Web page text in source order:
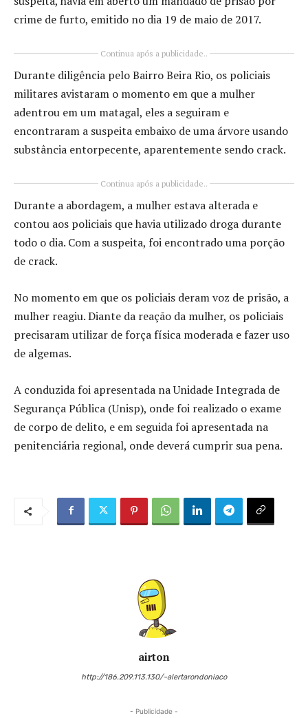
crime de furto, emitido no dia 19 de maio de 2017.
Continua após a publicidade..
Durante diligência pelo Bairro Beira Rio, os policiais
militares avistaram o momento em que a mulher
adentrou em um matagal, eles a seguiram e
encontraram a suspeita embaixo de uma árvore usando
substância entorpecente, aparentemente sendo crack.
Continua após a publicidade..
Durante a abordagem, a mulher estava alterada e
contou aos policiais que havia utilizado droga durante
todo o dia. Com a suspeita, foi encontrado uma porção
de crack.
No momento em que os policiais deram voz de prisão, a
mulher reagiu. Diante da reação da mulher, os policiais
precisaram utilizar de força física moderada e fazer uso
de algemas.
A conduzida foi apresentada na Unidade Integrada de
Segurança Pública (Unisp), onde foi realizado o exame
de corpo de delito, e em seguida foi apresentada na
penitenciária regional, onde deverá cumprir sua pena.
airton
http://186.209.113.130/~alertarondoniaco
- Publicidade -